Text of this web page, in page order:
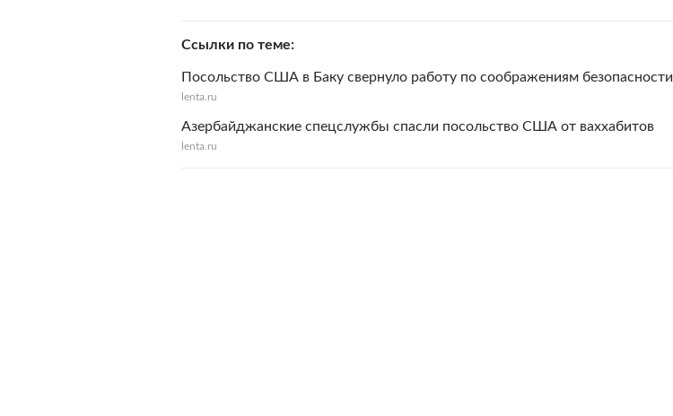
Ссылки по теме
Посольство США в Баку свернуло работу по соображениям безопасности
lenta.ru
Азербайджанские спецслужбы спасли посольство США от ваххабитов
lenta.ru